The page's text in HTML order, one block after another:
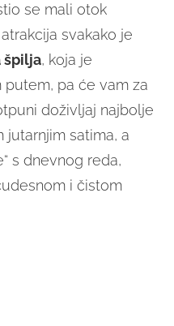
se mali otok
svakako je
špilja, koja je
pa će vam za
doživljaj najbolje
jutarnjim satima, a
s dnevnog reda,
i čistom